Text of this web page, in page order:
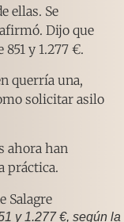
ellas. Se
Dijo que
y 1.277 €.
querría una,
solicitar asilo
ahora han
práctica.
y 1.277 €, según la